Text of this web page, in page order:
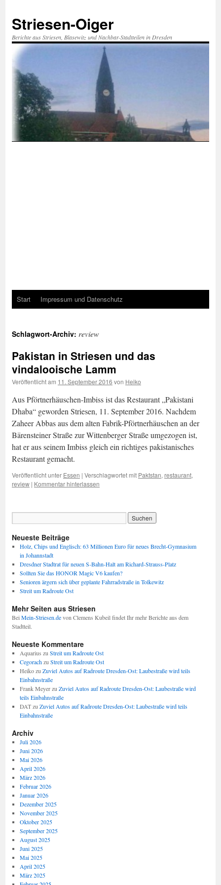
springen
Striesen-Oiger
Berichte aus Striesen, Blasewitz und Nachbar-Stadtteilen in Dresden
Start Impressum und Datenschutz
Schlagwort-Archiv: review
Pakistan in Striesen und das
vindalooische Lamm
Veröffentlicht am 11. September 2016 von Heiko
Aus Pförtnerhäuschen-Imbiss ist das Restaurant „Pakistani
Dhaba“ geworden Striesen, 11. September 2016. Nachdem
Zaheer Abbas aus dem alten Fabrik-Pförtnerhäuschen an der
Bärensteiner Straße zur Wittenberger Straße umgezogen ist,
hat er aus seinem Imbiss gleich ein richtiges pakistanisches
Restaurant gemacht.
Veröffentlicht unter Essen | Verschlagwortet mit Paktstan, restaurant,
review | Kommentar hinterlassen
Neueste Beiträge
Holz, Chips und Englisch: 63 Millionen Euro für neues Brecht-Gymnasium
in Johannstadt
Dresdner Stadtrat für neuen S-Bahn-Halt am Richard-Strauss-Platz
Sollten Sie das HONOR Magic V6 kaufen?
Senioren ärgern sich über geplante Fahrradstraße in Tolkewitz
Streit um Radroute Ost
Mehr Seiten aus Striesen
Bei Mein-Striesen.devon Clemens Kubeil findet Ihr mehr Berichte aus dem
Stadtteil.
Neueste Kommentare
Aquarius zu Streit um Radroute Ost
Cegorachzu Streit um Radroute Ost
Heikozu Zuviel Autos auf Radroute Dresden-Ost: Laubestraße wird teils
Einbahnstraße
Frank Meyerzu Zuviel Autos auf Radroute Dresden-Ost: Laubestraße wird
teils Einbahnstraße
DATzu Zuviel Autos auf Radroute Dresden-Ost: Laubestraße wird teils
Einbahnstraße
Archiv
Juli 2026
Juni 2026
Mai 2026
April 2026
März 2026
Februar 2026
Januar 2026
Dezember 2025
November 2025
Oktober 2025
September 2025
August 2025
Juni 2025
Mai 2025
April 2025
März 2025